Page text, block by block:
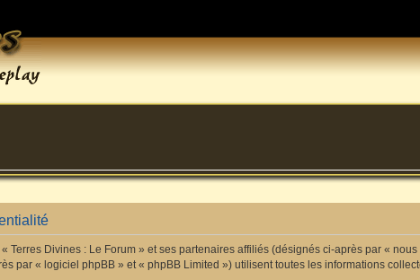
Divines : Le Forum » et ses partenaires affiliés (désignés ci-après par «
par « logiciel phpBB » et « phpBB Limited ») utilisent toutes les informations